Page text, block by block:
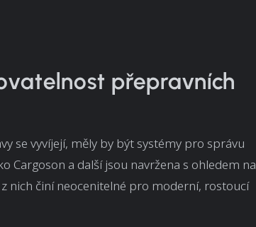
přepravních
se vyvíjejí, měly by být systémy pro správu
Cargoson a další jsou navržena s ohledem na
nich činí neocenitelné pro moderní, rostoucí